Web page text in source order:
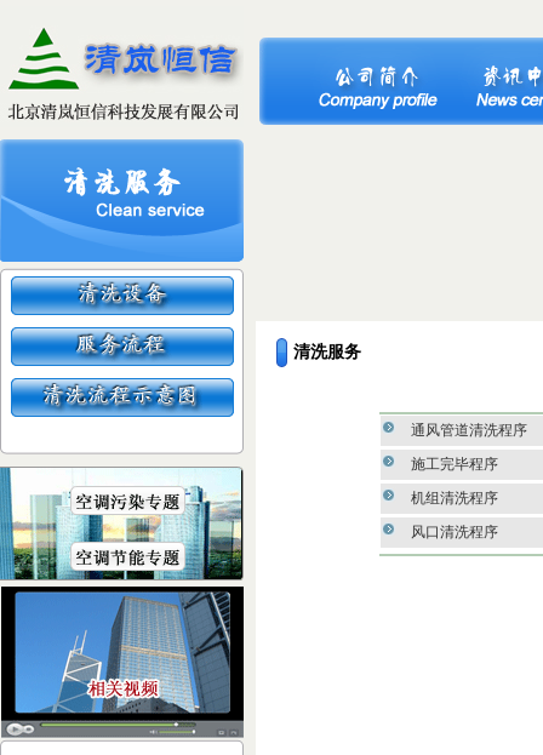
清洗服务
通风管道清洗程序
施工完毕程序
机组清洗程序
风口清洗程序